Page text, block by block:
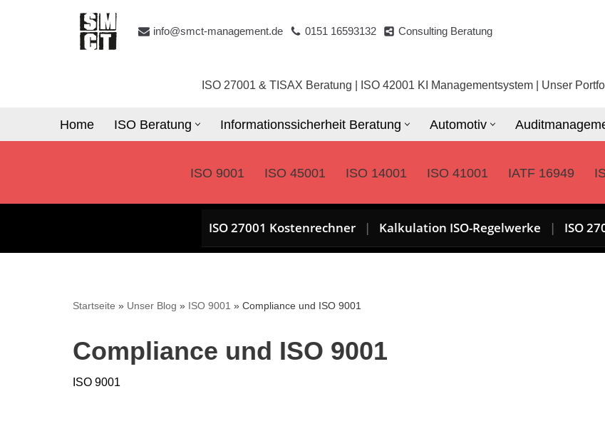
info@smct-management.de 0151 16593132 Consulting Beratung
ISO 27001 & TISAX Beratung ISO 42001 KI Managementsystem Unser
Home ISO Beratung Informationssicherheit Beratung Automotiv
ISO 9001 ISO 45001 ISO 14001 ISO 41001 IATF 16949
ISO 27001 Kostenrechner | Kalkulation ISO-Regelwerke | ISO
Startseite » Unser Blog » ISO 9001 » Compliance und ISO 9001
Compliance und ISO 9001
ISO 9001